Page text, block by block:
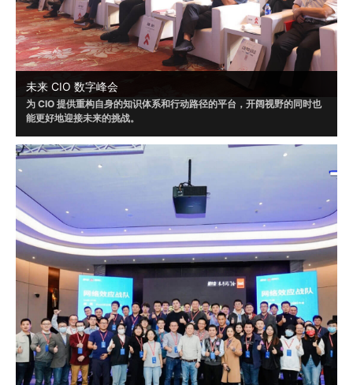
未来 CIO 数字峰会
为 CIO 提供重构自身的知识体系和行动路径的平台，开阔视野的同时也
能更好地迎接未来的挑战。